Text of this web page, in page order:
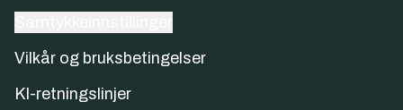
Vilkår og bruksbetingelser
KI-retningslinjer